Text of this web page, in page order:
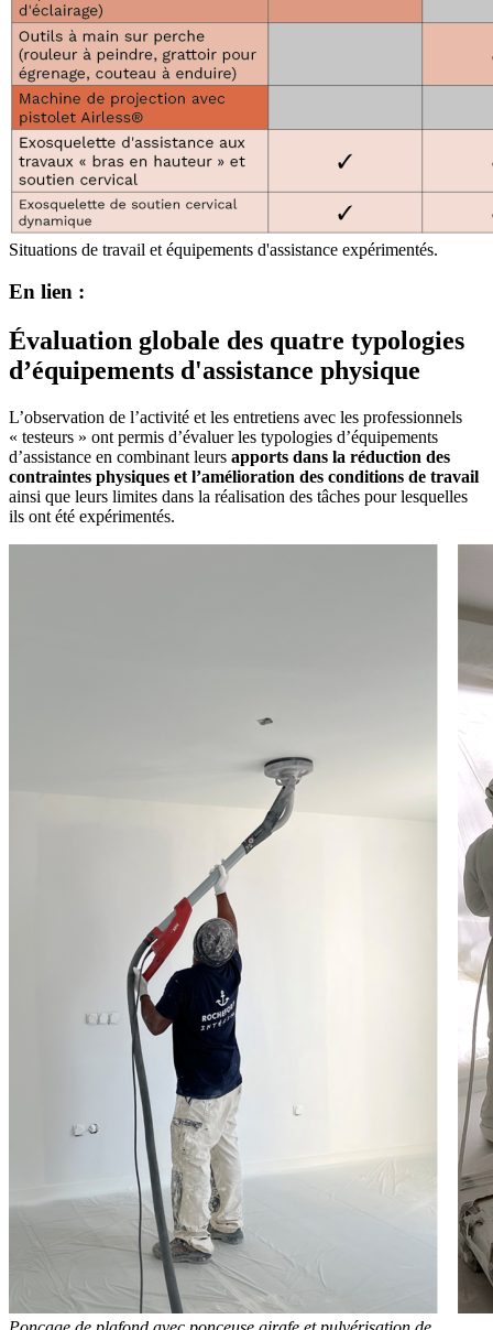
Situations de travail et équipements d'assistance expérimentés.
En lien :
Évaluation globale des quatre typologies
d’équipements d'assistance physique
L’observation de l’activité et les entretiens avec les professionnels
« testeurs » ont permis d’évaluer les typologies d’équipements
d’assistance en combinant leurs apports dans la réduction des
contraintes physiques et l’amélioration des conditions de travail
ainsi que leurs limites dans la réalisation des tâches pour lesquelles
ils ont été expérimentés.